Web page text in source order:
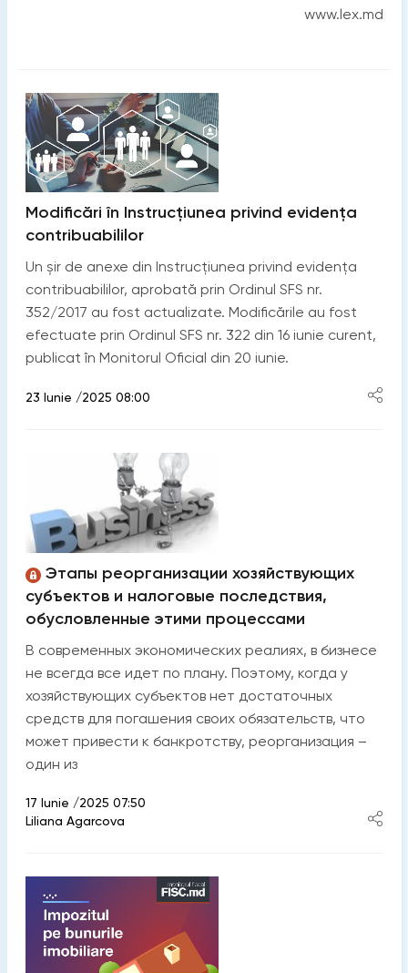
www.lex.md
Modificări în Instrucțiunea privind evidența
contribuabililor
Un șir de anexe din Instrucțiunea privind evidența
contribuabililor, aprobată prin Ordinul SFS nr.
352/2017 au fost actualizate. Modificările au fost
efectuate prin Ordinul SFS nr. 322 din 16 iunie curent,
publicat în Monitorul Oficial din 20 iunie.
23 Iunie /2025 08:00
Этапы реорганизации хозяйствующих
субъектов и налоговые последствия,
обусловленные этими процессами
В современных экономических реалиях, в бизнесе
не всегда все идет по плану. Поэтому, когда у
хозяйствующих субъектов нет достаточных
средств для погашения своих обязательств, что
может привести к банкротству, реорганизация –
один из
17 Iunie /2025 07:50
Liliana Agarcova